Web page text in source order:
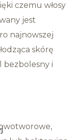
czemu włosy
jest
najnowszej
skórę
bezbolesny i